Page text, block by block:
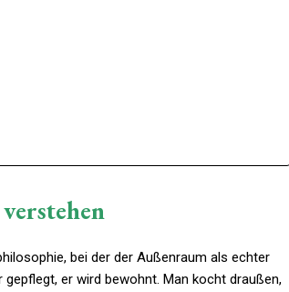
bei der der Außenraum als echter
er wird bewohnt. Man kocht draußen,